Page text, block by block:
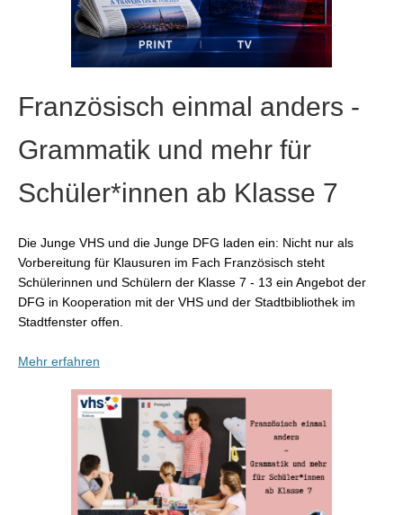
Französisch einmal anders -
Grammatik und mehr für
Schüler*innen ab Klasse 7
Die Junge VHS und die Junge DFG laden ein: Nicht nur als
Vorbereitung für Klausuren im Fach Französisch steht
Schülerinnen und Schülern der Klasse 7 - 13 ein Angebot der
DFG in Kooperation mit der VHS und der Stadtbibliothek im
Stadtfenster offen.
Mehr erfahren